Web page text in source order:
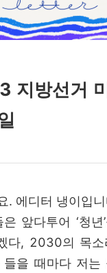
지방선거
. 에디터 냉이입
앞다투어 ‘청년
다, 2030의 목
을 때마다 저는